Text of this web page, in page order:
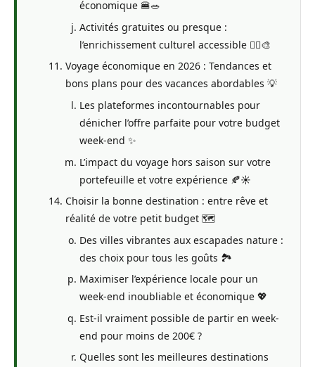
économique 🍔🥗
Activités gratuites ou presque :
l’enrichissement culturel accessible 🚶‍♀️🎨
Voyage économique en 2026 : Tendances et
bons plans pour des vacances abordables 💡
Les plateformes incontournables pour
dénicher l’offre parfaite pour votre budget
week-end ✨
L’impact du voyage hors saison sur votre
portefeuille et votre expérience 🍂☀️
Choisir la bonne destination : entre rêve et
réalité de votre petit budget 🗺️
Des villes vibrantes aux escapades nature :
des choix pour tous les goûts 🏞️
Maximiser l’expérience locale pour un
week-end inoubliable et économique 💖
Est-il vraiment possible de partir en week-
end pour moins de 200€ ?
Quelles sont les meilleures destinations